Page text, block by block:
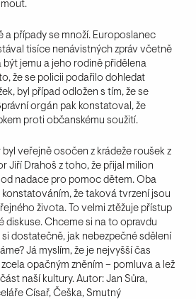
a případy se množí. Europoslanec
tisíce nenávistných zpráv včetně
být jemu a jeho rodině přidělena
že se policii podařilo dohledat
byl případ odložen s tím, že se
orgán pak konstatoval, že
proti občanskému soužití.
veřejně osočen z krádeže roušek z
Jiří Drahoš z toho, že přijal milion
nadace pro pomoc dětem. Oba
že taková tvrzení jsou
života. To velmi ztěžuje přístup
diskuse. Chceme si na to opravdu
dostatečně, jak nebezpečné sdělení
Já myslím, že je nejvyšší čas
opačným zněním – pomluva a lež
naší kultury. Autor: Jan Sůra,
Císař, Češka, Smutný